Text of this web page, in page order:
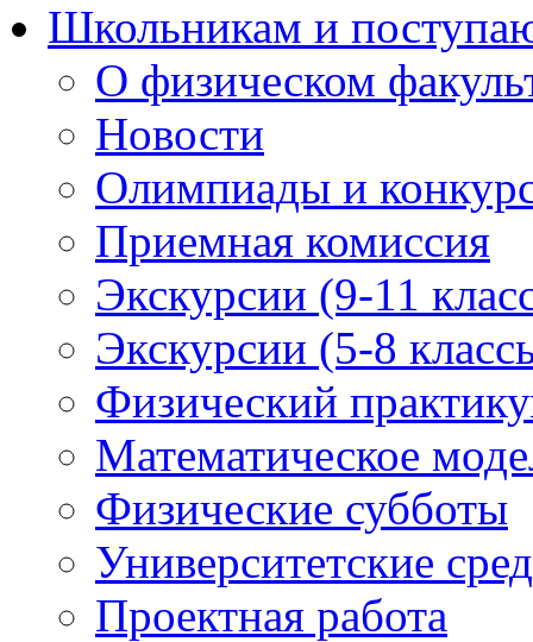
Школьникам и
О физическом
Новости
Олимпиады и
Приемная комиссия
Экскурсии (9-11
Экскурсии (5-8
Физический
Математическое
Физические субботы
Университетские
Проектная работа